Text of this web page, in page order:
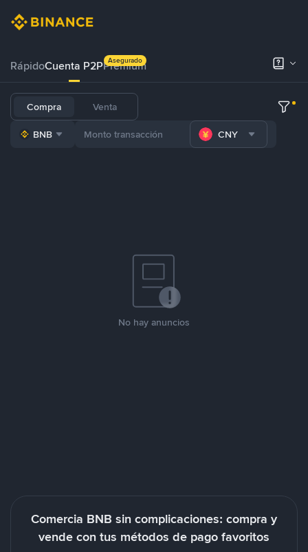
RápidoCuenta P2PPrémium
Asegurado
Compra Venta
BNB CNY
No hay anuncios
Comercia BNB sin complicaciones: compra y
vende con tus métodos de pago favoritos